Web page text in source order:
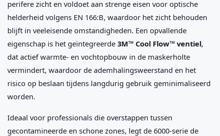
perifere zicht en voldoet aan strenge eisen voor optische
helderheid volgens EN 166:B, waardoor het zicht behouden
blijft in veeleisende omstandigheden. Een opvallende
eigenschap is het geïntegreerde 3M™ Cool Flow™ ventiel,
dat actief warmte- en vochtopbouw in de maskerholte
vermindert, waardoor de ademhalingsweerstand en het
risico op beslaan tijdens langdurig gebruik geminimaliseerd
worden.
Ideaal voor professionals die overstappen tussen
gecontamineerde en schone zones, legt de 6000-serie de